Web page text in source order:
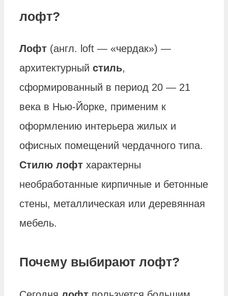
лофт?
Лофт (англ. loft — «чердак») —
архитектурный стиль,
сформированный в период 20 — 21
века в Нью-Йорке, применим к
оформлению интерьера жилых и
офисных помещений чердачного типа.
Стилю лофт характерны
необработанные кирпичные и бетонные
стены, металлическая или деревянная
мебель.
Почему выбирают лофт?